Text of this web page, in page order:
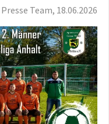
Presse Team, 18.06.2026